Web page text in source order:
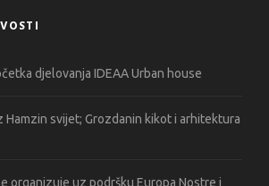
djelovanja IDEAA Urban house
Hamzin svijet; Grozdanin kikot i arhitektura
organizuje uz podršku Europa Nostre i